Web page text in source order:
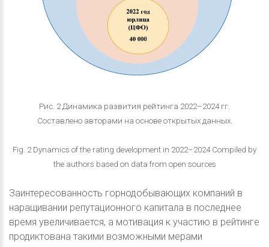
Рис. 2 Динамика развития рейтинга 2022–2024 гг.
Cоставлено авторами на основе открытых данных.
Fig. 2 Dynamics of the rating development in 2022–2024 Compiled by
the authors based on data from open sources
Заинтересованность горнодобывающих компаний в
наращивании репутационного капитала в последнее
время увеличивается, а мотивация к участию в рейтинге
продиктована такими возможными мерами